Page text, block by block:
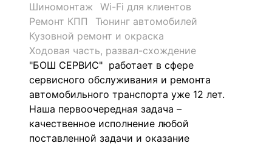
Шиномонтаж
Wi-Fi для клиентов
Ремонт КПП
Тюнинг автомобилей
Кузовной ремонт и окраска
Ходовая часть, развал-схождение
"БОШ СЕРВИС" работает в сфере
сервисного обслуживания и ремонта
автомобильного транспорта уже 12 лет.
Наша первоочередная задача –
качественное исполнение любой
поставленной задачи и оказание